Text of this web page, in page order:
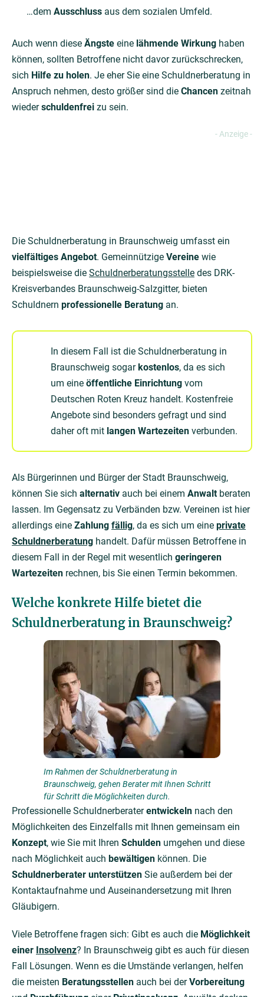
…dem Ausschluss aus dem sozialen Umfeld.
Auch wenn diese Ängste eine lähmende Wirkung haben
können, sollten Betroffene nicht davor zurückschrecken,
sich Hilfe zu holen. Je eher Sie eine Schuldnerberatung in
Anspruch nehmen, desto größer sind die Chancen zeitnah
wiederschuldenfrei zu sein.
Die Schuldnerberatung in Braunschweig umfasst ein
vielfältiges Angebot. Gemeinnützige Vereine wie
beispielsweise die Schuldnerberatungsstelle des DRK-
Kreisverbandes Braunschweig-Salzgitter, bieten
Schuldnern professionelle Beratung an.
In diesem Fall ist die Schuldnerberatung in
Braunschweig sogar kostenlos, da es sich
um eine öffentliche Einrichtung vom
Deutschen Roten Kreuz handelt. Kostenfreie
Angebote sind besonders gefragt und sind
daher oft mit langen Wartezeiten verbunden.
Als Bürgerinnen und Bürger der Stadt Braunschweig,
können Sie sich alternativ auch bei einem Anwaltberaten
lassen. Im Gegensatz zu Verbänden bzw. Vereinen ist hier
allerdings eine Zahlung fällig, da es sich um eine private
Schuldnerberatung handelt. Dafür müssen Betroffene in
diesem Fall in der Regel mit wesentlich geringeren
Wartezeiten rechnen, bis Sie einen Termin bekommen.
Welche konkrete Hilfe bietet die
Schuldnerberatung in Braunschweig?
Im Rahmen der Schuldnerberatung in
Braunschweig, gehen Berater mit Ihnen Schritt
für Schritt die Möglichkeiten durch.
Professionelle Schuldnerberaterentwickeln nach den
Möglichkeiten des Einzelfalls mit Ihnen gemeinsam ein
Konzept, wie Sie mit Ihren Schulden umgehen und diese
nach Möglichkeit auch bewältigen können. Die
Schuldnerberater unterstützen Sie außerdem bei der
Kontaktaufnahme und Auseinandersetzung mit Ihren
Gläubigern.
Viele Betroffene fragen sich: Gibt es auch die Möglichkeit
einer Insolvenz? In Braunschweig gibt es auch für diesen
Fall Lösungen. Wenn es die Umstände verlangen, helfen
die meisten Beratungsstellen auch bei derVorbereitung